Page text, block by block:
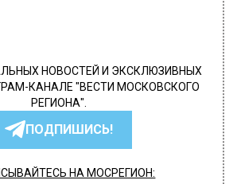
НОВОСТЕЙ И ЭКСКЛЮЗИВНЫХ
КАНАЛЕ "ВЕСТИ МОСКОВСКОГО
РЕГИОНА".
ПОДПИШИСЬ!
НА МОСРЕГИОН: